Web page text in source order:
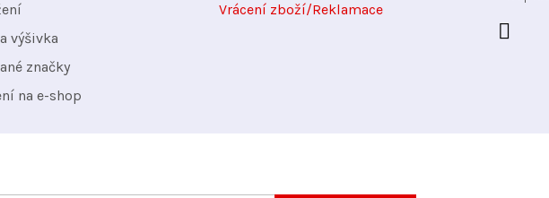
výšivka
značky
na e-shop
Vrácení zboží/Reklamace